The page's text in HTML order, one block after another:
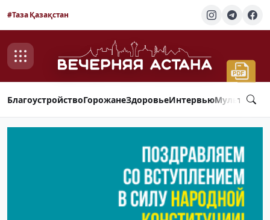
#Таза Қазақстан
БлагоустройствоГорожанеЗдоровьеИнтервью